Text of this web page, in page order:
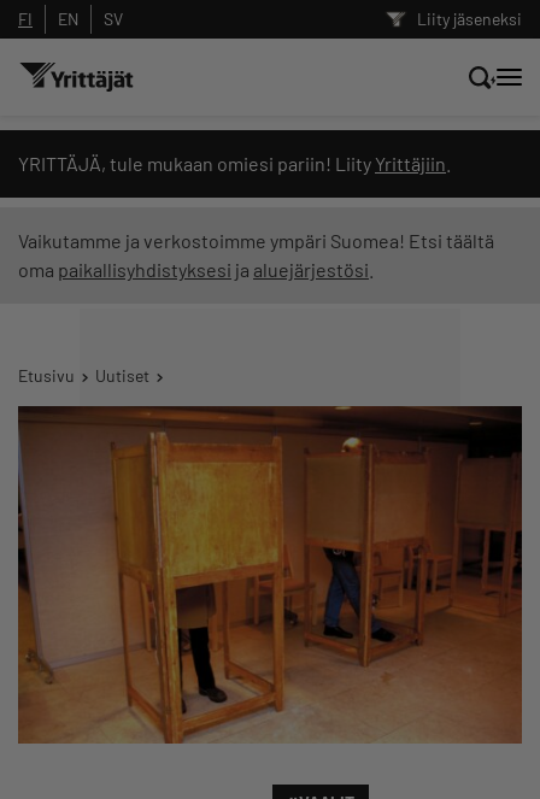
Liity jäseneksi
FI EN SV
YRITTÄJÄ, tule mukaan omiesi pariin! Liity Yrittäjiin
Vaikutamme ja verkostoimme ympäri Suomea! Etsi täältä
oma paikallisyhdistyksesi ja aluejärjestösi
Etusivu Uutiset
Hae sivustolta tai kysy suoraan
Yrittäjien tekoälyltä
Suodata hakutuloksia: näytä kaikki sisältö